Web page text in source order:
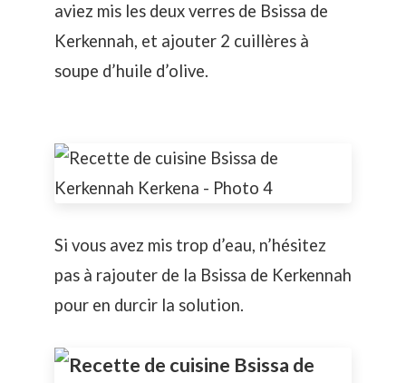
aviez mis les deux verres de Bsissa de
Kerkennah, et ajouter 2 cuillères à
soupe d’huile d’olive.
Si vous avez mis trop d’eau, n’hésitez
pas à rajouter de la Bsissa de Kerkennah
pour en durcir la solution.